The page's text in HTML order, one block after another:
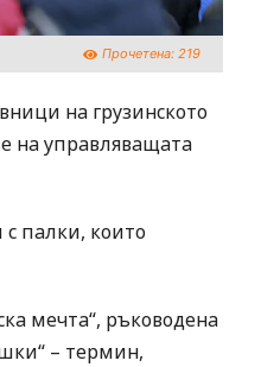
Прочетена: 219
на грузинското
на управляващата
палки, които
мечта“, ръководена
– термин,